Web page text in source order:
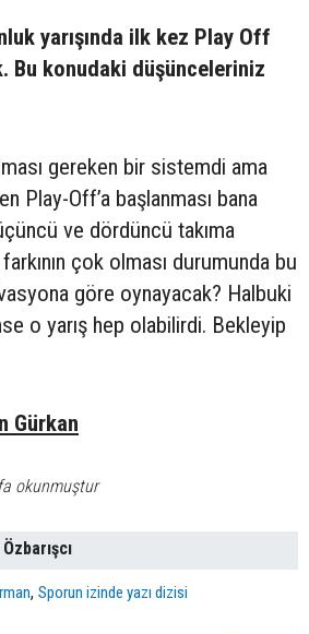
yarışında ilk kez Play Off
Bu konudaki düşünceleriniz
gereken bir sistemdi ama
Play-Off’a başlanması bana
ve dördüncü takıma
çok olması durumunda bu
göre oynayacak? Halbuki
o yarış hep olabilirdi. Bekleyip
Gürkan
okunmuştur
,Sporun izinde yazı dizisi